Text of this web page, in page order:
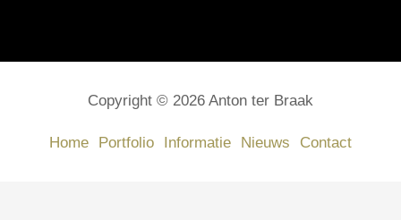
Copyright © 2026 Anton ter Braak
Home Portfolio Informatie Nieuws Contact